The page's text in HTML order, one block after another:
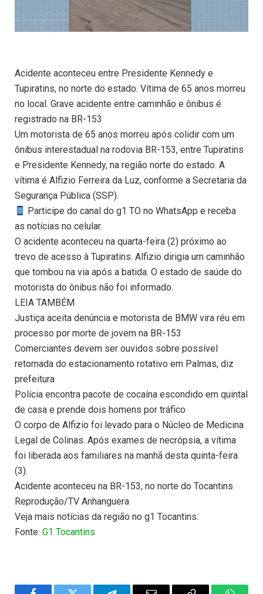
Acidente aconteceu entre Presidente Kennedy e
Tupiratins, no norte do estado. Vítima de 65 anos morreu
no local. Grave acidente entre caminhão e ônibus é
registrado na BR-153
Um motorista de 65 anos morreu após colidir com um
ônibus interestadual na rodovia BR-153, entre Tupiratins
e Presidente Kennedy, na região norte do estado. A
vítima é Alfizio Ferreira da Luz, conforme a Secretaria da
Segurança Pública (SSP).
Participe do canal do g1 TO no WhatsApp e receba
as notícias no celular.
O acidente aconteceu na quarta-feira (2) próximo ao
trevo de acesso à Tupiratins. Alfizio dirigia um caminhão
que tombou na via após a batida. O estado de saúde do
motorista do ônibus não foi informado.
LEIA TAMBÉM
Justiça aceita denúncia e motorista de BMW vira réu em
processo por morte de jovem na BR-153
Comerciantes devem ser ouvidos sobre possível
retomada do estacionamento rotativo em Palmas, diz
prefeitura
Polícia encontra pacote de cocaína escondido em quintal
de casa e prende dois homens por tráfico
O corpo de Alfizio foi levado para o Núcleo de Medicina
Legal de Colinas. Após exames de necrópsia, a vítima
foi liberada aos familiares na manhã desta quinta-feira
(3).
Acidente aconteceu na BR-153, no norte do Tocantins
Reprodução/TV Anhanguera
Veja mais notícias da região no g1 Tocantins.
Fonte: G1 Tocantins